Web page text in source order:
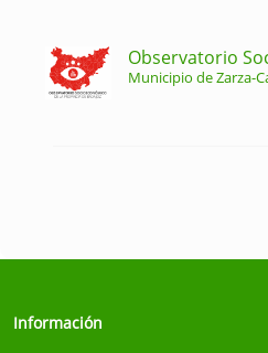
Observatorio
Municipio de Zarza-
Información